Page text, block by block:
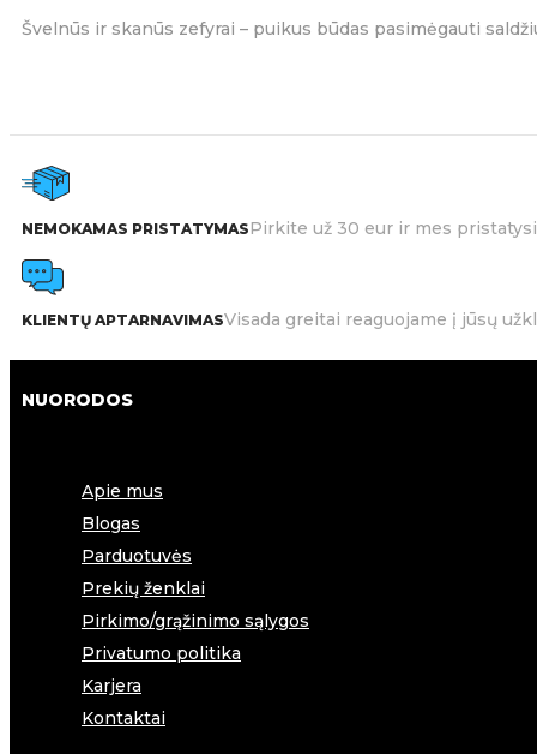
Švelnūs ir skanūs zefyrai – puikus būdas pasimėgauti
NEMOKAMAS PRISTATYMASPirkite už 30 eur ir mes
KLIENTŲ APTARNAVIMASVisada greitai reaguojame į jūsų
NUORODOS
Apie mus
Blogas
Parduotuvės
Prekių ženklai
Pirkimo/grąžinimo sąlygos
Privatumo politika
Karjera
Kontaktai